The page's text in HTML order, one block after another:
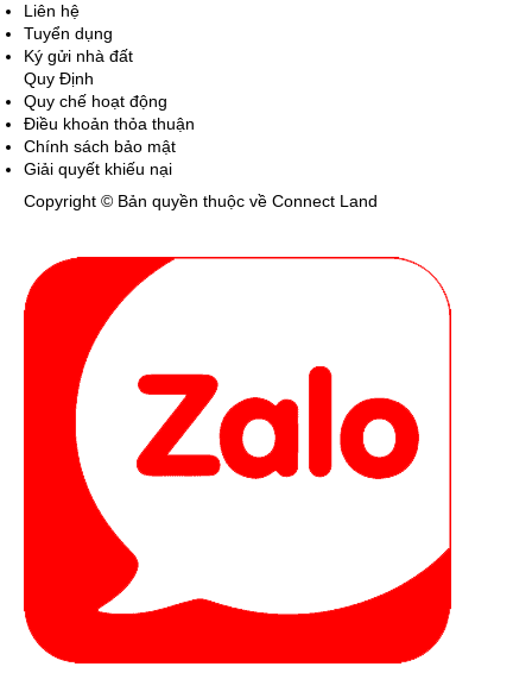
Liên hệ
Tuyển dụng
Ký gửi nhà đất
Quy Định
Quy chế hoạt động
Điều khoản thỏa thuận
Chính sách bảo mật
Giải quyết khiếu nại
Copyright © Bản quyền thuộc về Connect Land